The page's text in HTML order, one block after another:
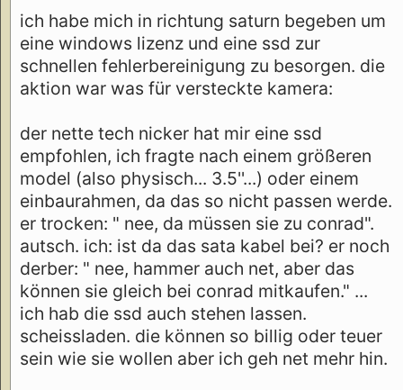
ich habe mich in richtung saturn begeben um
eine windows lizenz und eine ssd zur
schnellen fehlerbereinigung zu besorgen. die
aktion war was für versteckte kamera:
der nette tech nicker hat mir eine ssd
empfohlen, ich fragte nach einem größeren
model (also physisch... 3.5''...) oder einem
einbaurahmen, da das so nicht passen werde.
er trocken: " nee, da müssen sie zu conrad".
autsch. ich: ist da das sata kabel bei? er noch
derber: " nee, hammer auch net, aber das
können sie gleich bei conrad mitkaufen." ...
ich hab die ssd auch stehen lassen.
scheissladen. die können so billig oder teuer
sein wie sie wollen aber ich geh net mehr hin.